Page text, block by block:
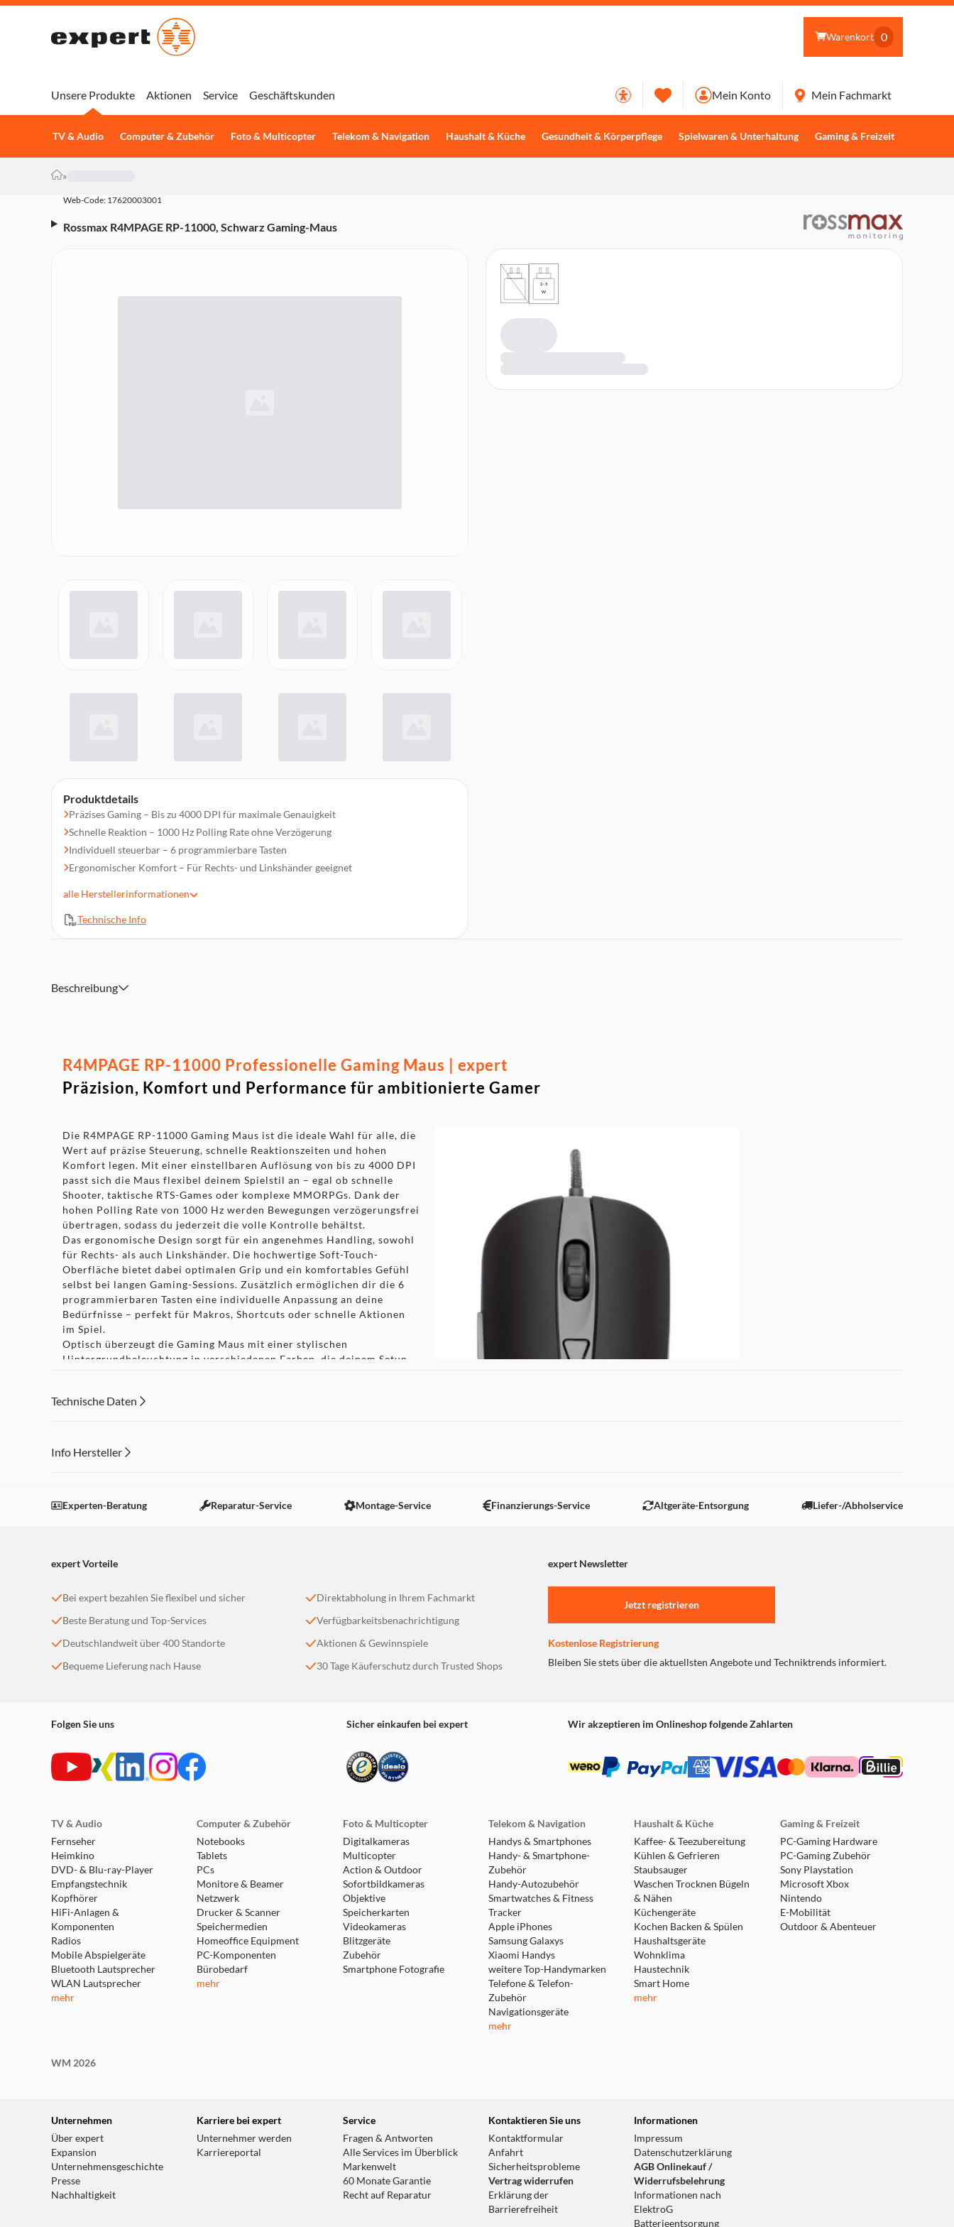
Warenkorb 0
Unsere Produkte
TV & Audio Computer & Zubehör Foto & Multicopter Telekom & Navigation Haushalt & Küche Gesundheit & Körperpflege Spielwaren & Unterhaltung Gaming & Freizeit
Aktionen Service Geschäftskunden Mein Konto Mein Fachmarkt
»
Web-Code: 17620003001
Rossmax R4MPAGE RP-11000, Schwarz Gaming-Maus
Produktdetails
Präzises Gaming – Bis zu 4000 DPI für maximale Genauigkeit
Schnelle Reaktion – 1000 Hz Polling Rate ohne Verzögerung
Individuell steuerbar – 6 programmierbare Tasten
Ergonomischer Komfort – Für Rechts- und Linkshänder geeignet
High-Speed USB – Stabile und schnelle Verbindung
Für alle Genres – Ideal für FPS, MOBA, MMORPG & RTS
alle Herstellerinformationen
Technische Info
2 - 5
W
Beschreibung
R4MPAGE RP-11000 Professionelle Gaming Maus | expert
Präzision, Komfort und Performance für ambitionierte Gamer
Die R4MPAGE RP-11000 Gaming Maus ist die ideale Wahl für alle, die
Wert auf präzise Steuerung, schnelle Reaktionszeiten und hohen
Komfort legen. Mit einer einstellbaren Auflösung von bis zu 4000 DPI
passt sich die Maus flexibel deinem Spielstil an – egal ob schnelle
Shooter, taktische RTS-Games oder komplexe MMORPGs. Dank der
hohen Polling Rate von 1000 Hz werden Bewegungen verzögerungsfrei
übertragen, sodass du jederzeit die volle Kontrolle behältst.
Das ergonomische Design sorgt für ein angenehmes Handling, sowohl
für Rechts- als auch Linkshänder. Die hochwertige Soft-Touch-
Oberfläche bietet dabei optimalen Grip und ein komfortables Gefühl
selbst bei langen Gaming-Sessions. Zusätzlich ermöglichen dir die 6
programmierbaren Tasten eine individuelle Anpassung an deine
Bedürfnisse – perfekt für Makros, Shortcuts oder schnelle Aktionen
im Spiel.
Optisch überzeugt die Gaming Maus mit einer stylischen
Hintergrundbeleuchtung in verschiedenen Farben, die deinem Setup
Ob Einsteiger oder ambitionierter Gamer – die R4MPAGE RP-11000
Technische Daten
Info Hersteller
Einstellungen anpassen
Experten-Beratung Reparatur-Service Montage-Service Finanzierungs-Service Altgeräte-Entsorgung Liefer-/Abholservice
expert Vorteile expert Newsletter
Bei expert bezahlen Sie flexibel und sicher
Beste Beratung und Top-Services
Deutschlandweit über 400 Standorte
Bequeme Lieferung nach Hause
Direktabholung in Ihrem Fachmarkt
Verfügbarkeitsbenachrichtigung
Aktionen & Gewinnspiele
30 Tage Käuferschutz durch Trusted Shops
Jetzt registrieren
Kostenlose Registrierung
Bleiben Sie stets über die aktuellsten Angebote und Techniktrends informiert.
Folgen Sie uns Sicher einkaufen bei expert Wir akzeptieren im Onlineshop folgende Zahlarten
TV & Audio
Fernseher
Heimkino
DVD- & Blu-ray-Player
Empfangstechnik
Kopfhörer
HiFi-Anlagen &
Komponenten
Radios
Mobile Abspielgeräte
Bluetooth Lautsprecher
WLAN Lautsprecher
mehr
Computer & Zubehör
Notebooks
Tablets
PCs
Monitore & Beamer
Netzwerk
Drucker & Scanner
Speichermedien
Homeoffice Equipment
PC-Komponenten
Bürobedarf
mehr
Foto & Multicopter
Digitalkameras
Multicopter
Action & Outdoor
Sofortbildkameras
Objektive
Speicherkarten
Videokameras
Blitzgeräte
Zubehör
Smartphone Fotografie
Telekom & Navigation
Handys & Smartphones
Handy- & Smartphone-
Zubehör
Handy-Autozubehör
Smartwatches & Fitness
Tracker
Apple iPhones
Samsung Galaxys
Xiaomi Handys
weitere Top-Handymarken
Telefone & Telefon-
Zubehör
Navigationsgeräte
mehr
Haushalt & Küche
Kaffee- & Teezubereitung
Kühlen & Gefrieren
Staubsauger
Waschen Trocknen Bügeln
& Nähen
Küchengeräte
Kochen Backen & Spülen
Haushaltsgeräte
Wohnklima
Haustechnik
Smart Home
mehr
Gaming & Freizeit
PC-Gaming Hardware
PC-Gaming Zubehör
Sony Playstation
Microsoft Xbox
Nintendo
E-Mobilität
Outdoor & Abenteuer
WM 2026
Unternehmen
Über expert
Expansion
Unternehmensgeschichte
Presse
Nachhaltigkeit
Karriere bei expert
Unternehmer werden
Karriereportal
Service
Fragen & Antworten
Alle Services im Überblick
Markenwelt
60 Monate Garantie
Recht auf Reparatur
Kontaktieren Sie uns
Kontaktformular
Anfahrt
Sicherheitsprobleme
Vertrag widerrufen
Erklärung der
Barrierefreiheit
Informationen
Impressum
Datenschutzerklärung
AGB Onlinekauf /
Widerrufsbelehrung
Informationen nach
ElektroG
Batterieentsorgung